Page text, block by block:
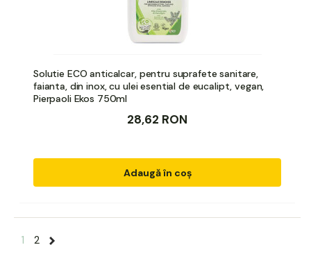
Solutie ECO anticalcar, pentru suprafete sanitare,
faianta, din inox, cu ulei esential de eucalipt, vegan,
Pierpaoli Ekos 750ml
28,62 RON
Adaugă în coș
1
2